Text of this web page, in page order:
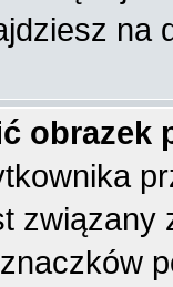
na
obrazek